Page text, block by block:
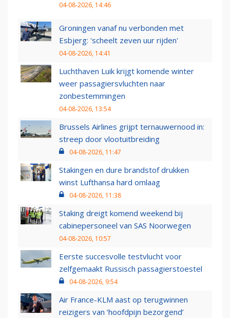
04-08-2026, 14:46
Groningen vanaf nu verbonden met
Esbjerg: 'scheelt zeven uur rijden'
04-08-2026, 14:41
Luchthaven Luik krijgt komende winter
weer passagiersvluchten naar
zonbestemmingen
04-08-2026, 13:54
Brussels Airlines grijpt ternauwernood in:
streep door vlootuitbreiding
04-08-2026, 11:47
Stakingen en dure brandstof drukken
winst Lufthansa hard omlaag
04-08-2026, 11:38
Staking dreigt komend weekend bij
cabinepersoneel van SAS Noorwegen
04-08-2026, 10:57
Eerste succesvolle testvlucht voor
zelfgemaakt Russisch passagierstoestel
04-08-2026, 9:54
Air France-KLM aast op terugwinnen
reizigers van ‘hoofdpijn bezorgend’